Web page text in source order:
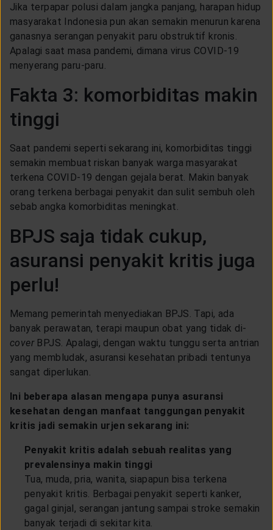
Jika terpapar polusi dalam jangka panjang, harapan hidup
masyarakat Indonesia pun akan semakin menurun karena
ganasnya serangan penyakit paru obstruktif kronis.
Apalagi saat masa pandemi, dimana virus COVID-19
menyerang paru-paru.
Fakta 3: komorbiditas makin
tinggi
Saat pandemi seperti sekarang ini, komorbiditas tinggi
semakin membuat riskan banyak warga masyarakat
terkena COVID-19 dengan gejala berat. Makin banyak
orang terkena berbagai penyakit dan sulit sembuh oleh
sebab angka komorbiditas meningkat.
BPJS saja tidak cukup,
asuransi penyakit kritis juga
perlu!
Memang pemerintah menyediakan BPJS. Tapi, ada
banyak perawatan, terapi maupun obat yang tidak di-
coverBPJS. Apalagi, dengan waktu tunggu serta antrian
yang membludak, asuransi kesehatan pribadi tentunya
sangat diperlukan.
Ini beberapa alasan mengapa punya asuransi
kesehatan dengan manfaat tanggungan penyakit
kritis jadi semakin urjen sekarang ini:
Penyakit kritis adalah sebuah realitas yang
prevalensinya makin tinggi
Tua, muda, pria, wanita, siapapun bisa terkena
penyakit kritis. Berbagai penyakit seperti kanker,
gagal ginjal, serangan jantung sampai stroke semakin
banyak terjadi di sekitar kita.